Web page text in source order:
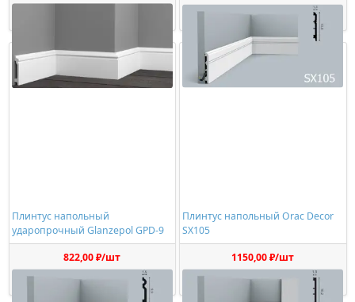
Купить
Плинтус напольный
ударопрочный Glanzepol GPD-9
822,00 ₽/шт
Купить
Плинтус напольный Orac Decor
SX105
1150,00 ₽/шт
Купить